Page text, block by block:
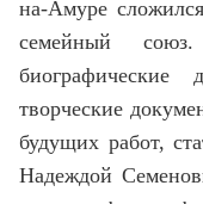
на-Амуре
семейный
биографические
творческие
будущих работ,
Надеждой